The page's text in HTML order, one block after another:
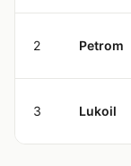
2 Petrom
3 Lukoil